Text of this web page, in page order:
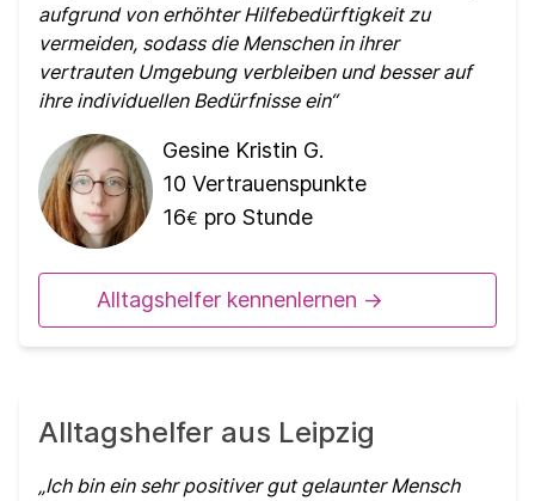
aufgrund von erhöhter Hilfebedürftigkeit zu
vermeiden, sodass die Menschen in ihrer
vertrauten Umgebung verbleiben und besser auf
ihre individuellen Bedürfnisse ein
Gesine Kristin G.
10 Vertrauenspunkte
16€ pro Stunde
Alltagshelfer kennenlernen ->
Alltagshelfer aus Leipzig
Ich bin ein sehr positiver gut gelaunter Mensch